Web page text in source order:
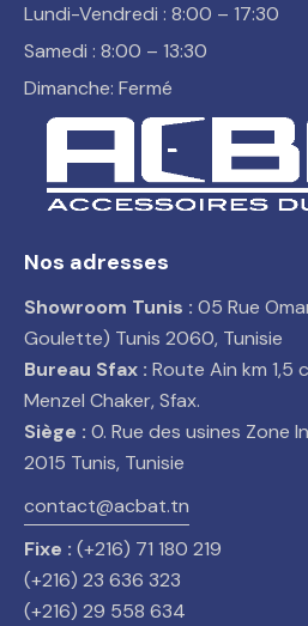
Lundi-Vendredi : 8:00 – 17:30
Samedi : 8:00 – 13:30
Dimanche: Fermé
Nos adresses
Showroom Tunis : 05 Rue
Goulette) Tunis 2060, Tunisie
Bureau Sfax : Route Ain km 1,5
Menzel Chaker, Sfax.
Siège : 0. Rue des usines Zone
2015 Tunis, Tunisie
contact@acbat.tn
Fixe : (+216) 71 180 219
(+216) 23 636 323
(+216) 29 558 634